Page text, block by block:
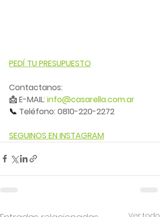
PEDÍ TU PRESUPUESTO
Contactanos:
📩 E-MAIL: info@casarella.com.ar
📞 Teléfono: 0810-220-2272
SEGUINOS EN INSTAGRAM